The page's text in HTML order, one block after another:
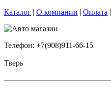
Каталог | О компании | Оплата |
Телефон: +7(908)911-66-15
Тверь